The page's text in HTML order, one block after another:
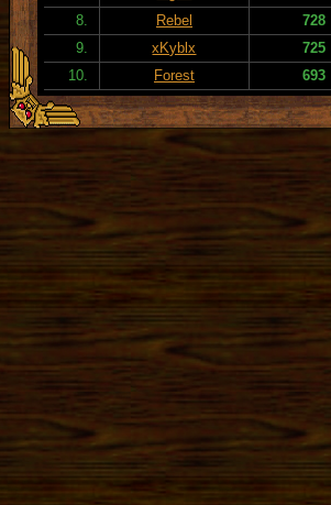
8.
Rebel 728
9.
xKyblx 725
10.
Forest 693